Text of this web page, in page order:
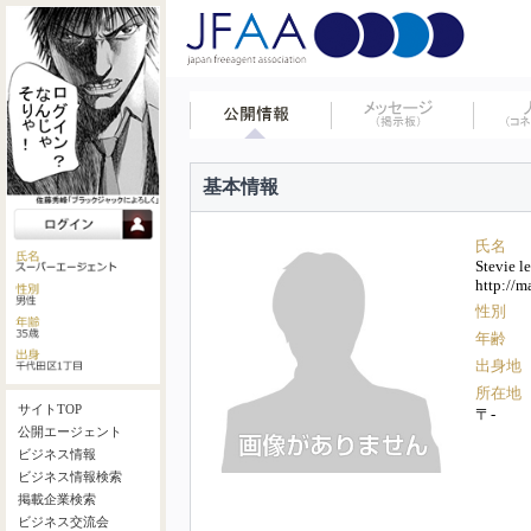
サイトTOP
公開エージェント
ビジネス情報
ビジネス情報検索
掲載企業検索
ビジネス交流会
基本情報
氏名
Stevie
http://
性別
年齢
出身地
所在地
〒-